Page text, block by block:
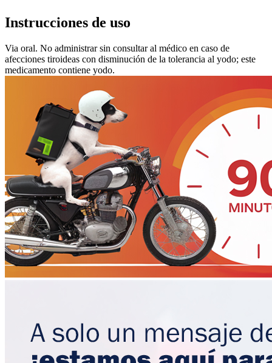
Instrucciones de uso
Via oral. No administrar sin consultar al médico en caso de
afecciones tiroideas con disminución de la tolerancia al yodo; este
medicamento contiene yodo.